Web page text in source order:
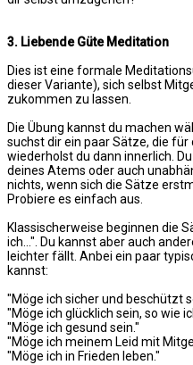
3. Liebende Güte Meditation
Dies ist eine formale
dieser Variante), sich selbst
zukommen zu lassen.
Die Übung kannst du machen
suchst dir ein paar Sätze, die
wiederholst du dann innerlich.
deines Atems oder auch
nichts, wenn sich die Sätze
Probiere es einfach aus.
Klassischerweise beginnen die
ich...". Du kannst aber auch
leichter fällt. Anbei ein paar
kannst:
"Möge ich sicher und beschützt
"Möge ich glücklich sein, so wie
"Möge ich gesund sein."
"Möge ich meinem Leid mit
"Möge ich in Frieden leben."